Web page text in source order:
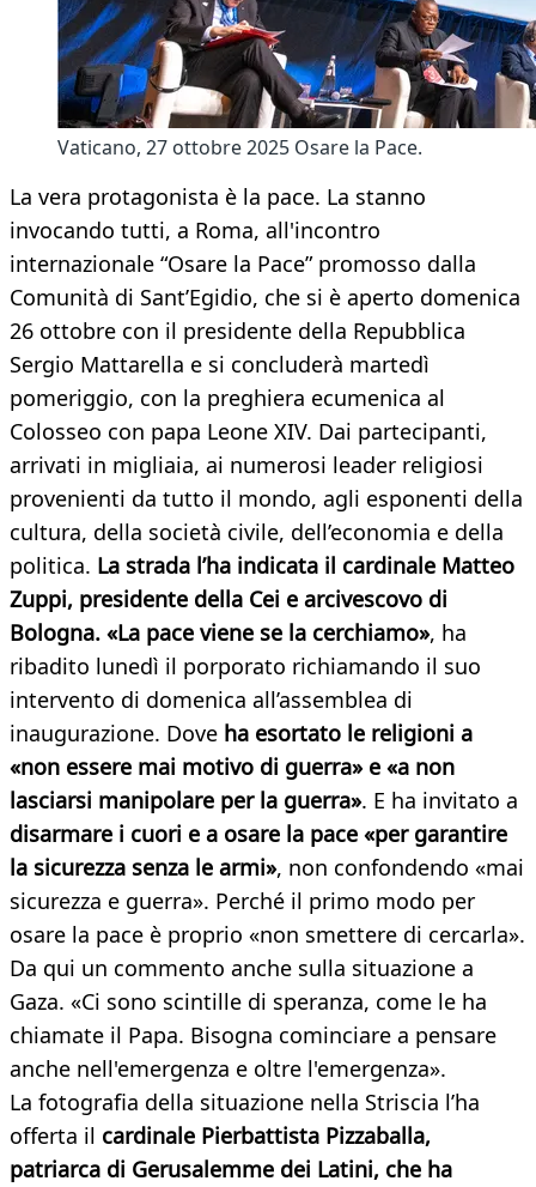
Vaticano, 27 ottobre 2025 Osare la Pace.
La vera protagonista è la pace. La stanno
invocando tutti, a Roma, all'incontro
internazionale “Osare la Pace” promosso dalla
Comunità di Sant’Egidio, che si è aperto domenica
26 ottobre con il presidente della Repubblica
Sergio Mattarella e si concluderà martedì
pomeriggio, con la preghiera ecumenica al
Colosseo con papa Leone XIV. Dai partecipanti,
arrivati in migliaia, ai numerosi leader religiosi
provenienti da tutto il mondo, agli esponenti della
cultura, della società civile, dell’economia e della
politica. La strada l’ha indicata il cardinale Matteo
Zuppi, presidente della Cei e arcivescovo di
Bologna. «La pace viene se la cerchiamo», ha
ribadito lunedì il porporato richiamando il suo
intervento di domenica all’assemblea di
inaugurazione. Dove ha esortato le religioni a
«non essere mai motivo di guerra» e «a non
lasciarsi manipolare per la guerra». E ha invitato a
disarmare i cuori e a osare la pace «per garantire
la sicurezza senza le armi», non confondendo «mai
sicurezza e guerra». Perché il primo modo per
osare la pace è proprio «non smettere di cercarla».
Da qui un commento anche sulla situazione a
Gaza. «Ci sono scintille di speranza, come le ha
chiamate il Papa. Bisogna cominciare a pensare
anche nell'emergenza e oltre l'emergenza».
La fotografia della situazione nella Striscia l’ha
offerta il cardinale Pierbattista Pizzaballa,
patriarca di Gerusalemme dei Latini, che ha